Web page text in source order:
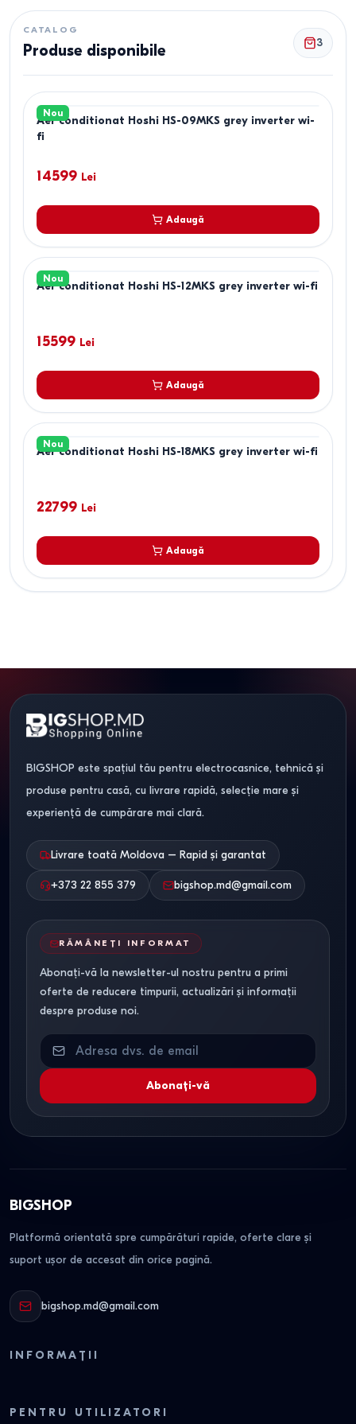
CATALOG
Produse disponibile 3
Nou
Aer conditionat Hoshi HS-09MKS grey inverter wi-
fi
14599 Lei
Adaugă
Nou
Aer conditionat Hoshi HS-12MKS grey inverter wi-fi
15599 Lei
Adaugă
Nou
Aer conditionat Hoshi HS-18MKS grey inverter wi-fi
22799 Lei
Adaugă
BIGSHOP este spațiul tău pentru electrocasnice, tehnică și
produse pentru casă, cu livrare rapidă, selecție mare și
experiență de cumpărare mai clară.
Livrare toată Moldova – Rapid și garantat
+373 22 855 379 bigshop.md@gmail.com
RĂMÂNEȚI INFORMAT
Abonați-vă la newsletter-ul nostru pentru a primi
oferte de reducere timpurii, actualizări și informații
despre produse noi.
Abonați-vă
BIGSHOP
Platformă orientată spre cumpărături rapide, oferte clare și
suport ușor de accesat din orice pagină.
bigshop.md@gmail.com
INFORMAȚII
PENTRU UTILIZATORI